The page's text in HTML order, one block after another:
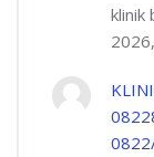
klinik